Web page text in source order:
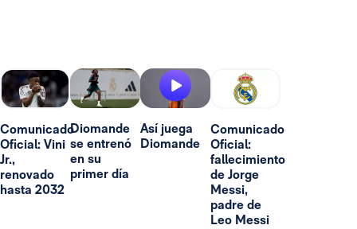
Comunicado
Oficial: Vini
Jr.,
renovado
hasta 2032
Diomande
se entrenó
en su
primer día
Así juega
Diomande
Comunicado
Oficial:
fallecimiento
de Jorge
Messi,
padre de
Leo Messi